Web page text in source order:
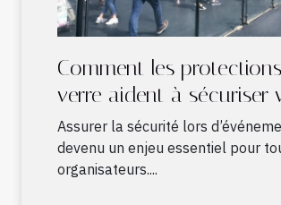
Comment les
verre aident à sécuriser
événements ?
Assurer la sécurité lors
devenu un enjeu essentiel pour
organisateurs....